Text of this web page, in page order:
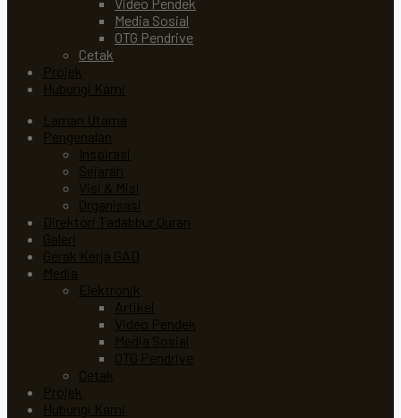
Media Sosial
OTG Pendrive
Cetak
Projek
Hubungi Kami
Laman Utama
Pengenalan
Inspirasi
Sejarah
Visi & Misi
Organisasi
Direktori Tadabbur Quran
Galeri
Gerak Kerja GAD
Media
Elektronik
Artikel
Video Pendek
Media Sosial
OTG Pendrive
Cetak
Projek
Hubungi Kami